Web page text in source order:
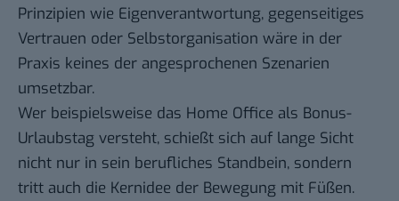
Prinzipien wie Eigenverantwortung, gegenseitiges
Vertrauen oder Selbstorganisation wäre in der
Praxis keines der angesprochenen Szenarien
umsetzbar.
Wer beispielsweise das Home Office als Bonus-
Urlaubstag versteht, schießt sich auf lange Sicht
nicht nur in sein berufliches Standbein, sondern
tritt auch die Kernidee der Bewegung mit Füßen.